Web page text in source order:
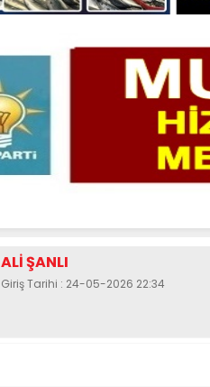
ALİ ŞANLI
Giriş Tarihi : 24-05-2026 22:34